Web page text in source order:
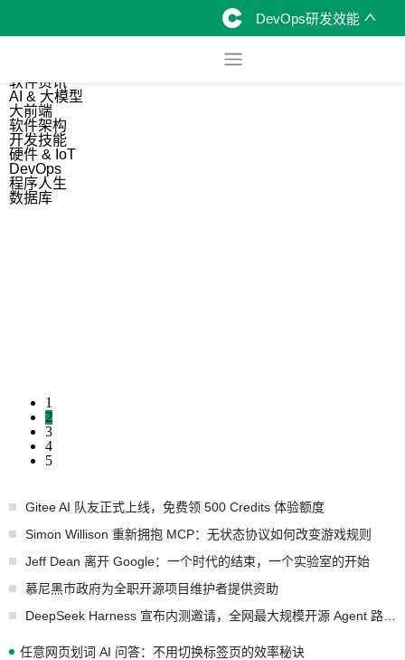
DevOps研发效能
软件资讯
AI & 大模型
大前端
软件架构
开发技能
硬件 & IoT
DevOps
程序人生
数据库
1
2
3
4
5
Gitee AI 队友正式上线，免费领 500 Credits 体验额度
Simon Willison 重新拥抱 MCP：无状态协议如何改变游戏规则
Jeff Dean 离开 Google：一个时代的结束，一个实验室的开始
慕尼黑市政府为全职开源项目维护者提供资助
任意网页划词 AI 问答：不用切换标签页的效率秘诀